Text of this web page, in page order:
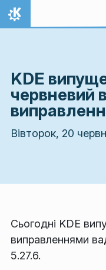
Перейти до вмісту
Домівка
KDE
червневий
Вівторок, 20
Сьогодні KDE
виправленнями
5.27.6.